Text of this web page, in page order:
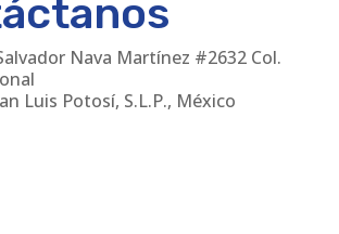
Nava Martínez #2632 Col.
Luis Potosí, S.L.P., México